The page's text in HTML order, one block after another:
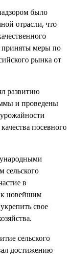
было
отрасли, что
меры по
рынка от
развитию
и проведены
посевного
сельского
в
к новейшим
свое
сельского
достижению